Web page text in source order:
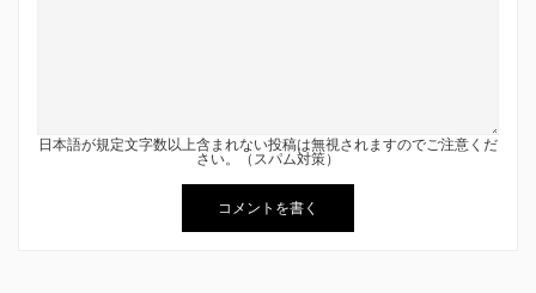
日本語が規定文字数以上含まれない投稿は無視されますのでご注意くだ
さい。（スパム対策）